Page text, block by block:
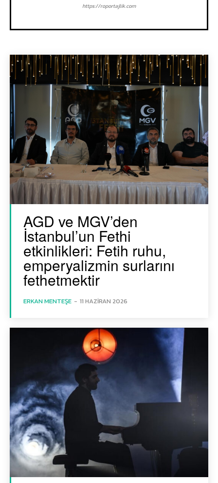
https://roportajlik.com
AGD ve MGV’den
İstanbul’un Fethi
etkinlikleri: Fetih ruhu,
emperyalizmin surlarını
fethetmektir
ERKAN MENTEŞE - 11 HAZIRAN 2026